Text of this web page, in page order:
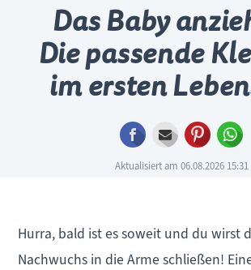
Das Baby
Die passende
im ersten
Facebook
E-mail
Aktualisiert am 06.08.2026 15:31
Hurra, bald ist es soweit und du wirst
Nachwuchs in die Arme schließen!